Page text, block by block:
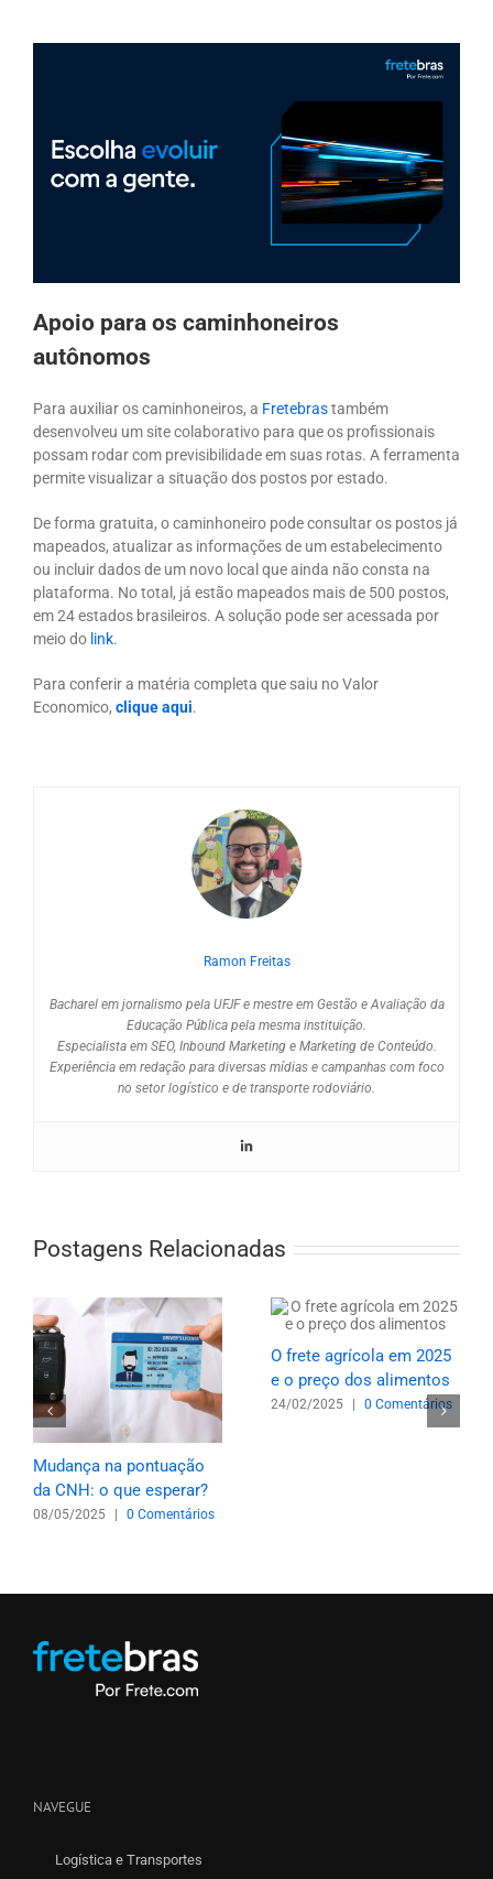
Apoio para os caminhoneiros
autônomos
Para auxiliar os caminhoneiros, a Fretebrastambém
desenvolveu um site colaborativo para que os profissionais
possam rodar com previsibilidade em suas rotas. A ferramenta
permite visualizar a situação dos postos por estado.
De forma gratuita, o caminhoneiro pode consultar os postos já
mapeados, atualizar as informações de um estabelecimento
ou incluir dados de um novo local que ainda não consta na
plataforma. No total, já estão mapeados mais de 500 postos,
em 24 estados brasileiros. A solução pode ser acessada por
meio do link.
Para conferir a matéria completa que saiu no Valor
Economico, clique aqui.
Ramon Freitas
Bacharel em jornalismo pela UFJF e mestre em Gestão e Avaliação da
Educação Pública pela mesma instituição.
Especialista em SEO, Inbound Marketing e Marketing de Conteúdo.
Experiência em redação para diversas mídias e campanhas com foco
no setor logístico e de transporte rodoviário.
Postagens Relacionadas
Mudança na pontuação
da CNH: o que esperar?
08/05/2025 0 Comentários
O frete agrícola em 2025
e o preço dos alimentos
24/02/2025 0 Comentários
NAVEGUE
Logística e Transportes